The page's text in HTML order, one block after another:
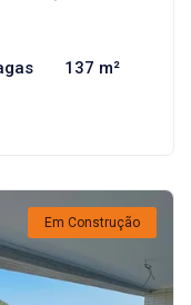
137 m²
Em Construção